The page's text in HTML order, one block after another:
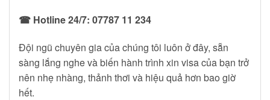
☎ Hotline 24/7: 07787 11 234
Đội ngũ chuyên gia của chúng tôi luôn ở đây, sẵn
sàng lắng nghe và biến hành trình xin visa của bạn trở
nên nhẹ nhàng, thảnh thơi và hiệu quả hơn bao giờ
hết.